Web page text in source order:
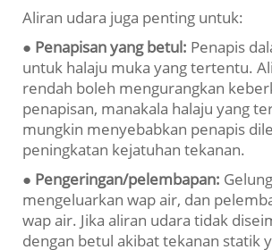
Aliran udara juga penting untuk:
● Penapisan yang betul: Penapis
untuk halaju muka yang tertentu.
rendah boleh mengurangkan
penapisan, manakala halaju yang
mungkin menyebabkan penapis
peningkatan kejatuhan tekanan.
● Pengeringan/pelembapan:
mengeluarkan wap air, dan
wap air. Jika aliran udara tidak
dengan betul akibat tekanan statik